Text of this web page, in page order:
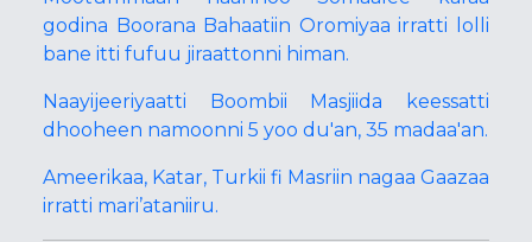
godina Boorana Bahaatiin Oromiyaa irratti lolli
bane itti fufuu jiraattonni himan.
Naayijeeriyaatti Boombii Masjiida keessatti
dhooheen namoonni 5 yoo du'an, 35 madaa'an.
Ameerikaa, Katar, Turkii fi Masriin nagaa Gaazaa
irratti mari’ataniiru.